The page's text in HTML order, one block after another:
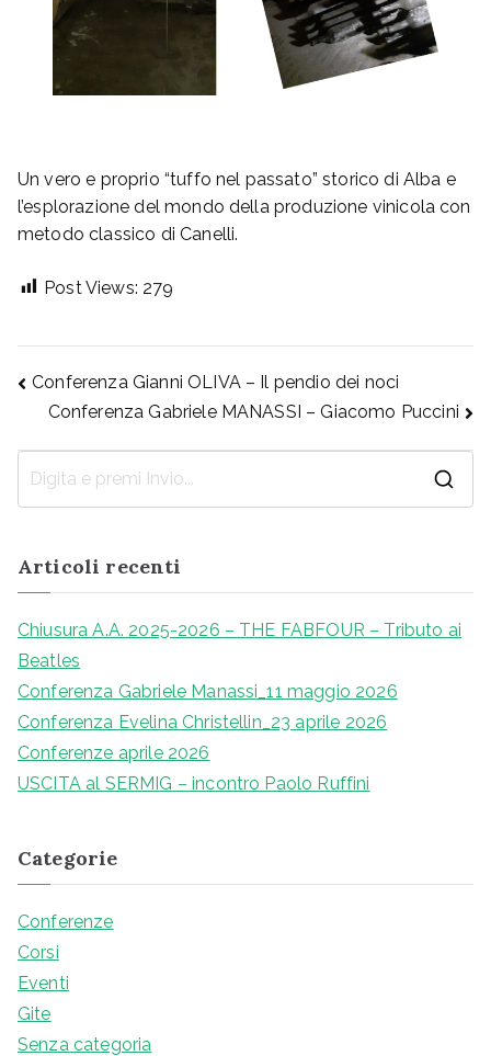
Un vero e proprio “tuffo nel passato” storico di Alba e
l’esplorazione del mondo della produzione vinicola con
metodo classico di Canelli.
Post Views: 279
Navigazione
articoli
Conferenza Gianni OLIVA – Il pendio dei noci
Conferenza Gabriele MANASSI – Giacomo Puccini
Articoli recenti
Chiusura A.A. 2025-2026 – THE FABFOUR – Tributo ai
Beatles
Conferenza Gabriele Manassi_11 maggio 2026
Conferenza Evelina Christellin_23 aprile 2026
Conferenze aprile 2026
USCITA al SERMIG – incontro Paolo Ruffini
Categorie
Conferenze
Corsi
Eventi
Gite
Senza categoria